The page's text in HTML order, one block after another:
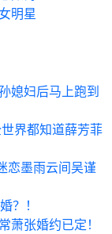
明星
媳妇后马上跑到
界都知道薛芳菲
恋墨雨云间吴谨
？！
张婚约已定！